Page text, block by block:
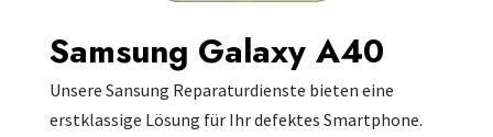
Samsung Galaxy A40
Unsere Sansung Reparaturdienste bieten eine
erstklassige Lösung für Ihr defektes Smartphone.